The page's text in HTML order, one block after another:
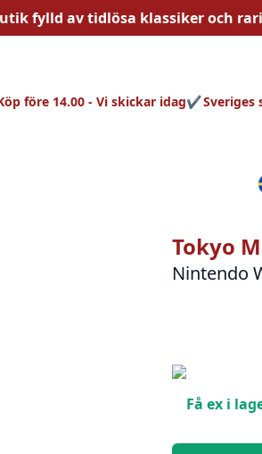
fylld avtidlösa klassiker och
före 14.00 - Vi skickar idag Sveriges
Tokyo
Nintendo
Få ex i